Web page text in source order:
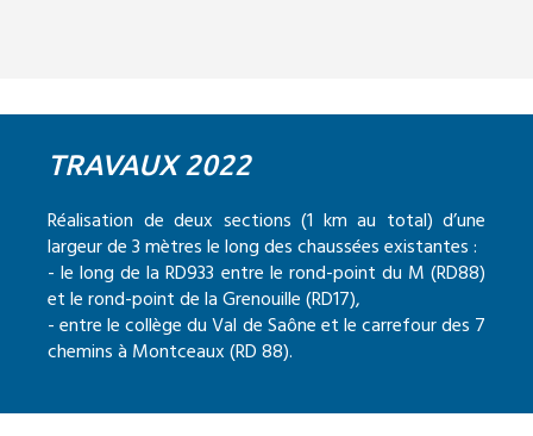
TRAVAUX 2022
Réalisation de deux sections (1 km au total) d’une
largeur de 3 mètres le long des chaussées existantes :
- le long de la RD933 entre le rond-point du M (RD88)
et le rond-point de la Grenouille (RD17),
- entre le collège du Val de Saône et le carrefour des 7
chemins à Montceaux (RD 88).